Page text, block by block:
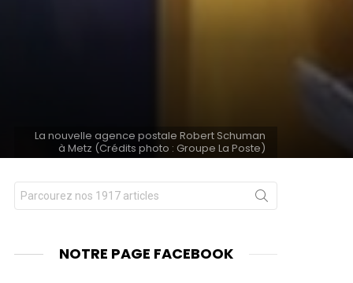
La nouvelle agence postale Robert Schuman
à Metz (Crédits photo : Groupe La Poste)
Chercher
pour
NOTRE PAGE FACEBOOK